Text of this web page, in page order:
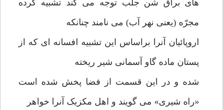
های براق شن جلب توجه می کند تشبیه کرده
مجرّه (یعنی نهر آب) می نامند چنانکه
اروپائیان آنرا براساس این تشبیه افسانه ای که از
پستان ماده گاو آسمانی شیر ریخته
شده و در این قسمت از فضا پخش شده است
«راه شیری» می گویند و اهل مکزیک آنرا خواهر